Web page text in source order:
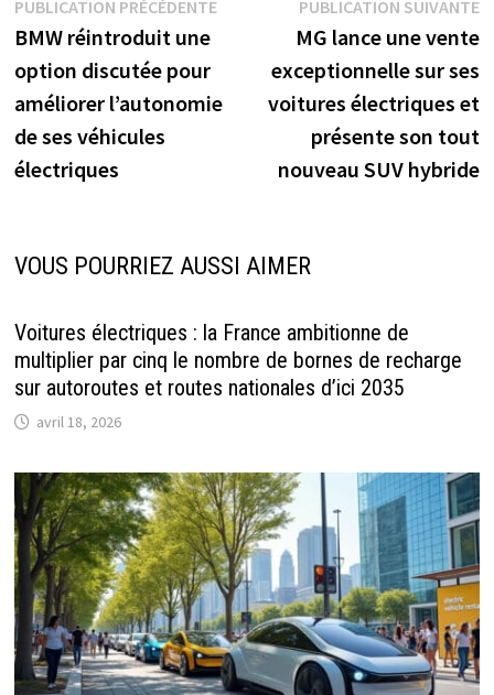
Navigation
de
l’article
PUBLICATION PRÉCÉDENTE
précédente :
BMW réintroduit une
option discutée pour
améliorer l’autonomie
de ses véhicules
électriques
PUBLICATION SUIVANTE
MG lance une vente
exceptionnelle sur ses
voitures électriques et
présente son tout
nouveau SUV hybride
VOUS POURRIEZ AUSSI AIMER
Voitures électriques : la France ambitionne de
multiplier par cinq le nombre de bornes de recharge
sur autoroutes et routes nationales d’ici 2035
avril 18, 2026